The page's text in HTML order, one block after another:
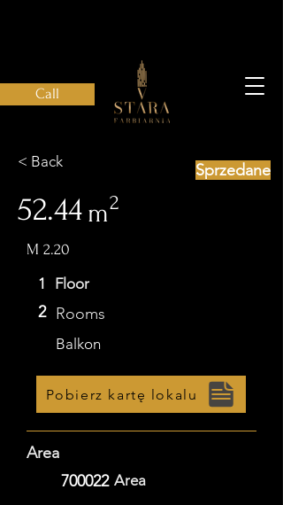
Call
< Back
52.44 m
M 2.20
1 Floor
2 Rooms
Balkon
Pobierz kartę lokalu
Area
700022 Area
Sprzedane
2